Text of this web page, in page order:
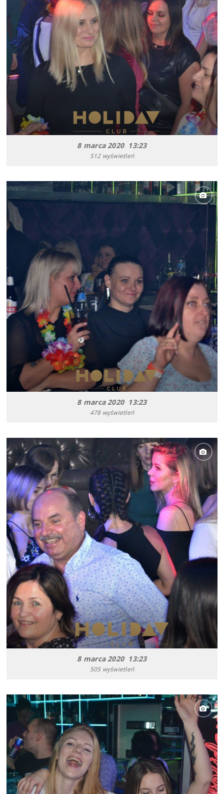
8 marca 2020 13:23
512 wyświetleń
8 marca 2020 13:23
478 wyświetleń
8 marca 2020 13:23
505 wyświetleń